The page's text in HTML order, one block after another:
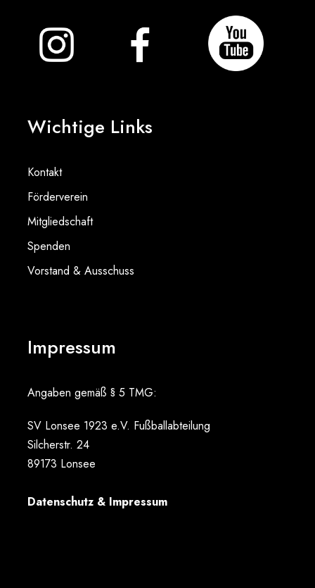
Wichtige Links
Kontakt
Förderverein
Mitgliedschaft
Spenden
Vorstand & Ausschuss
Impressum
Angaben gemäß § 5 TMG:
SV Lonsee 1923 e.V. Fußballabteilung
Silcherstr. 24
89173 Lonsee
Datenschutz & Impressum